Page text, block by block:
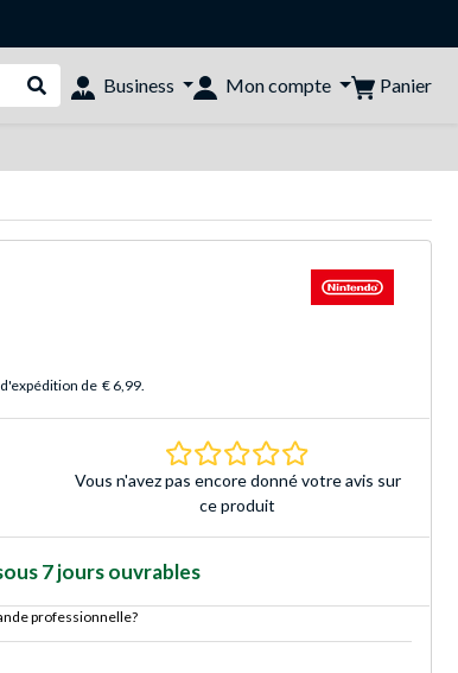
Rechercher dans le shop
Business Mon compte Panier
de € 6,99.
0.0 Étoiles Basé sur
Vous n'avez pas encore donné votre avis sur
ce produit
7 jours ouvrables
professionnelle?